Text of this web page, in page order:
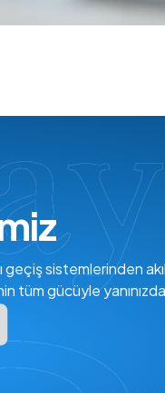
geçiş sistemlerinden
tüm gücüyle